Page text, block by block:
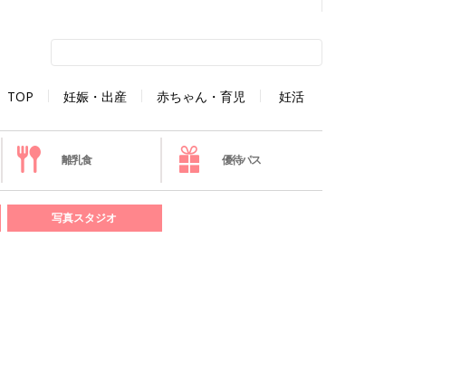
TOP 妊娠・出産 赤ちゃん・育児 妊活
離乳食 優待パス
写真スタジオ